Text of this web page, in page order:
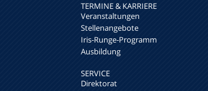
TERMINE & KARRIERE
Veranstaltungen
Stellenangebote
Iris-Runge-Programm
Ausbildung
SERVICE
Direktorat